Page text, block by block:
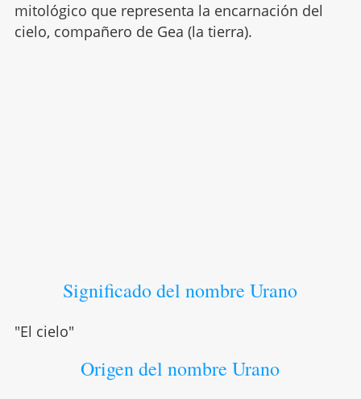
mitológico que representa la encarnación del
cielo, compañero de Gea (la tierra).
Significado del nombre Urano
"El cielo"
Origen del nombre Urano